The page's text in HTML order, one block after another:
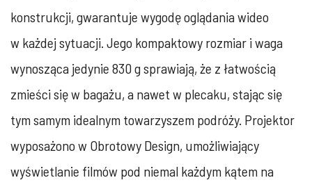
konstrukcji, gwarantuje wygodę oglądania wideo
w każdej sytuacji. Jego ‎kompaktowy rozmiar i waga
wynosząca jedynie 830 g sprawiają, że z łatwością
zmieści się w bagażu, a nawet w plecaku, stając się
tym samym idealnym towarzyszem podróży. ‎Projektor
wyposażono w Obrotowy Design, umożliwiający
wyświetlanie filmów pod niemal ‎każdym kątem na